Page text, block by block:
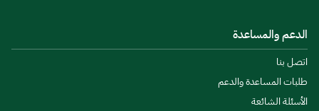
الدعم والمساعدة
اتصل بنا
طلبات المساعدة والدعم
الأسئلة الشائعة